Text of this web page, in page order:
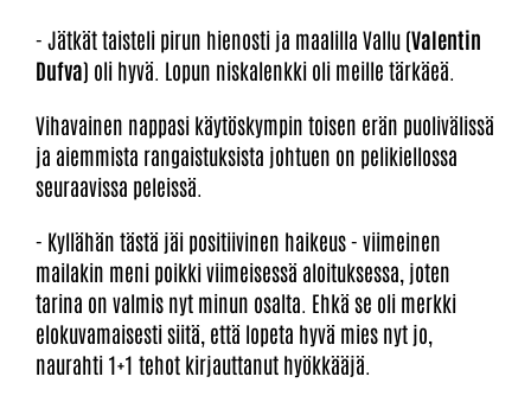
- Jätkät taisteli pirun hienosti ja maalilla Vallu (Valentin
Dufva) oli hyvä. Lopun niskalenkki oli meille tärkäeä.
Vihavainen nappasi käytöskympin toisen erän puolivälissä
ja aiemmista rangaistuksista johtuen on pelikiellossa
seuraavissa peleissä.
- Kyllähän tästä jäi positiivinen haikeus - viimeinen
mailakin meni poikki viimeisessä aloituksessa, joten
tarina on valmis nyt minun osalta. Ehkä se oli merkki
elokuvamaisesti siitä, että lopeta hyvä mies nyt jo,
naurahti 1+1 tehot kirjauttanut hyökkääjä.